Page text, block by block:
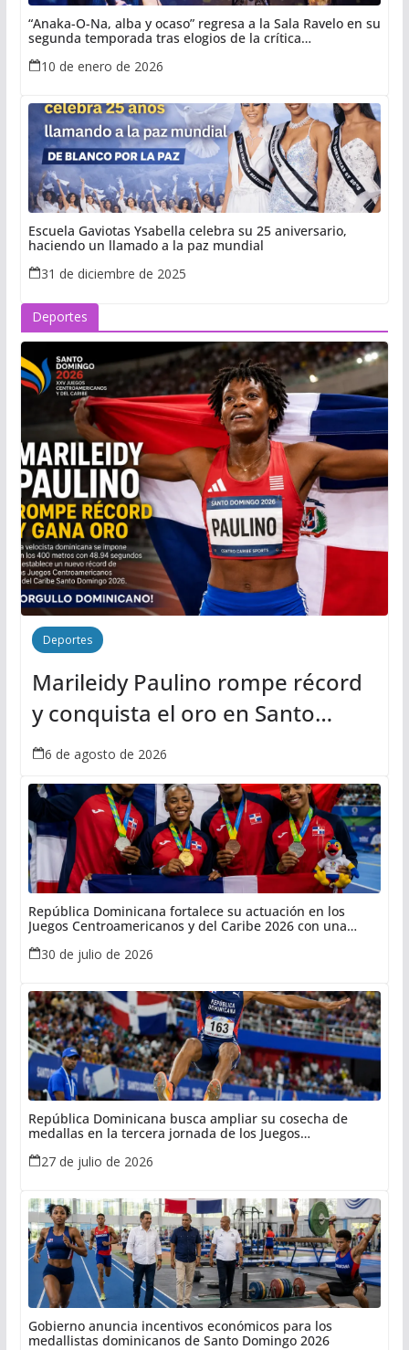
“Anaka-O-Na, alba y ocaso” regresa a la Sala Ravelo en su
segunda temporada tras elogios de la crítica
10 de enero de 2026
Escuela Gaviotas Ysabella celebra su 25 aniversario,
haciendo un llamado a la paz mundial
31 de diciembre de 2025
Deportes
Deportes
Marileidy Paulino rompe récord
y conquista el oro en Santo
Domingo 2026
6 de agosto de 2026
República Dominicana fortalece su actuación en los
Juegos Centroamericanos y del Caribe 2026 con una
30 de julio de 2026
República Dominicana busca ampliar su cosecha de
medallas en la tercera jornada de los Juegos
27 de julio de 2026
Gobierno anuncia incentivos económicos para los
medallistas dominicanos de Santo Domingo 2026